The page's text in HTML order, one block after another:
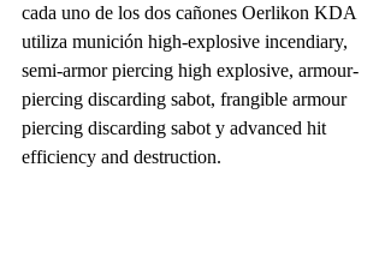
cada uno de los dos cañones Oerlikon KDA
utiliza munición high-explosive incendiary,
semi-armor piercing high explosive, armour-
piercing discarding sabot, frangible armour
piercing discarding sabot y advanced hit
efficiency and destruction.